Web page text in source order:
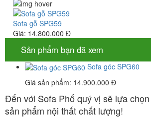
Sofa gỗ SPG59
Giá: 14.800.000 Đ
Sản phẩm bạn đã xem
Sofa góc SPG60
Giá sản phẩm: 14.900.000 Đ
Đến với Sofa Phố quý vị sẽ lựa
sản phẩm nội thất chất lượng!